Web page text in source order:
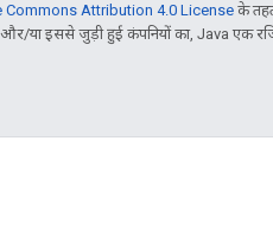
Commons Attribution 4.0 License के
या इससे जुड़ी हुई कंपनियों का, Java एक